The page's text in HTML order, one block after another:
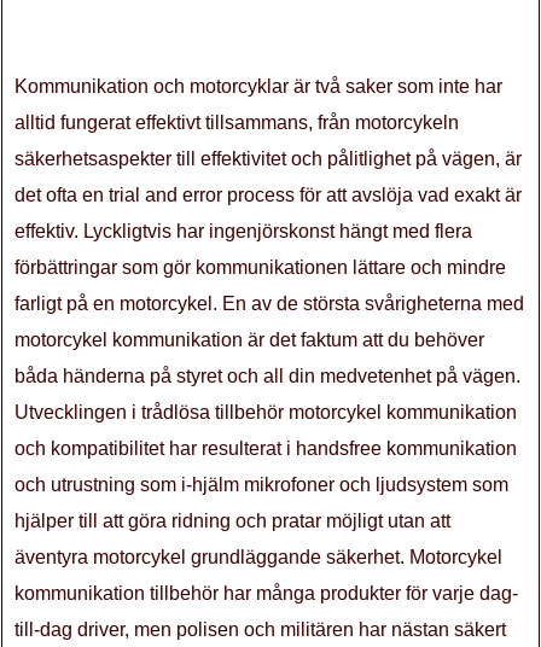
Kommunikation och motorcyklar är två saker som inte har
alltid fungerat effektivt tillsammans, från motorcykeln
säkerhetsaspekter till effektivitet och pålitlighet på vägen, är
det ofta en trial and error process för att avslöja vad exakt är
effektiv. Lyckligtvis har ingenjörskonst hängt med flera
förbättringar som gör kommunikationen lättare och mindre
farligt på en motorcykel. En av de största svårigheterna med
motorcykel kommunikation är det faktum att du behöver
båda händerna på styret och all din medvetenhet på vägen.
Utvecklingen i trådlösa tillbehör motorcykel kommunikation
och kompatibilitet har resulterat i handsfree kommunikation
och utrustning som i-hjälm mikrofoner och ljudsystem som
hjälper till att göra ridning och pratar möjligt utan att
äventyra motorcykel grundläggande säkerhet. Motorcykel
kommunikation tillbehör har många produkter för varje dag-
till-dag driver, men polisen och militären har nästan säkert